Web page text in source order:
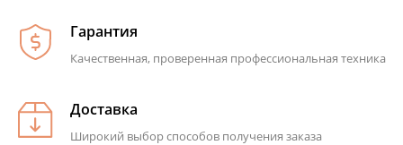
Гарантия
Качественная, проверенная профессиональная техника
Доставка
Широкий выбор способов получения заказа